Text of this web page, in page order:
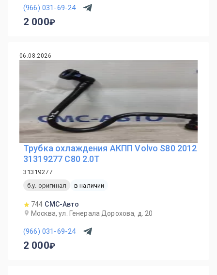
(966) 031-69-24
2 000
06.08.2026
Трубка охлаждения АКПП Volvo S80 2012
31319277 С80 2.0T
31319277
б.у. оригинал
в наличии
744 СМС-Авто
Москва, ул. Генерала Дорохова, д. 20
(966) 031-69-24
2 000